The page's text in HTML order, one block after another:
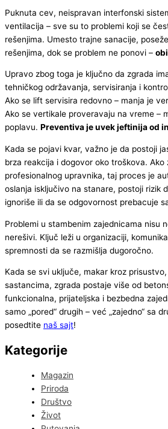
Puknuta cev, neispravan interfonski
ventilacija – sve su to problemi koji se
rešenjima. Umesto trajne sanacije,
rešenjima, dok se problem ne ponovi –
Upravo zbog toga je ključno da zgrada
tehničkog održavanja, servisiranja i
Ako se lift servisira redovno – manja je
Ako se vertikale proveravaju na vreme –
poplavu. Preventiva je uvek jeftinija od
Kada se pojavi kvar, važno je da postoji
brza reakcija i dogovor oko troškova. Ako
profesionalnog upravnika, taj proces je
oslanja isključivo na stanare, postoji rizik
ignoriše ili da se odgovornost prebacuje
Problemi u stambenim zajednicama nisu
nerešivi. Ključ leži u organizaciji,
spremnosti da se razmišlja dugoročno.
Kada se svi uključe, makar kroz
sastancima, zgrada postaje više od
funkcionalna, prijateljska i bezbedna
samo „pored“ drugih – već „zajedno“ sa
posedtite naš sajt!
Kategorije
Magazin
Priroda
Društvo
Život